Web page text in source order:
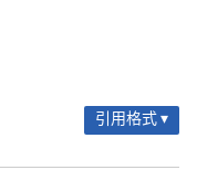
引用格式 ▾